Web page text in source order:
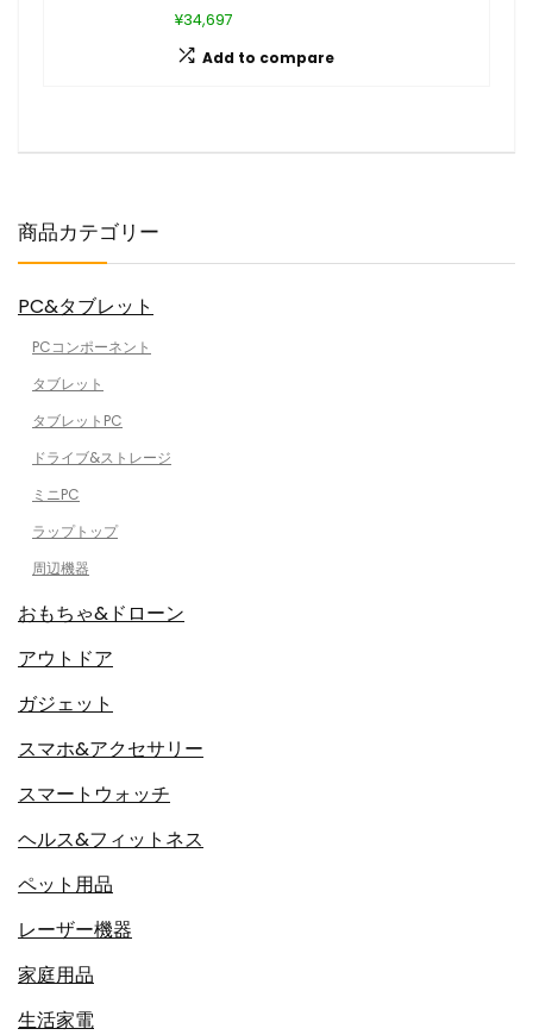
¥34,697
Add to compare
商品カテゴリー
PC&タブレット
PCコンポーネント
タブレット
タブレットPC
ドライブ&ストレージ
ミニPC
ラップトップ
周辺機器
おもちゃ&ドローン
アウトドア
ガジェット
スマホ&アクセサリー
スマートウォッチ
ヘルス&フィットネス
ペット用品
レーザー機器
家庭用品
生活家電